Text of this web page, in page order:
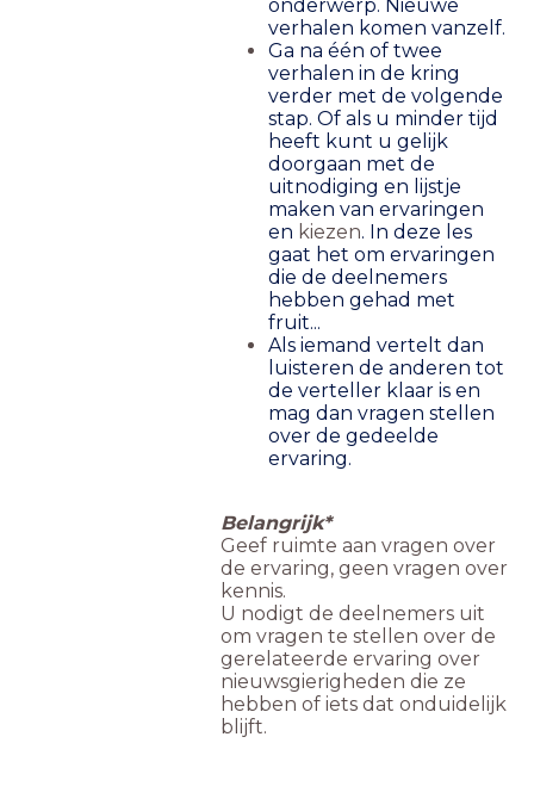
onderwerp. Nieuwe
verhalen komen vanzelf.
Ga na één of twee
verhalen in de kring
verder met de volgende
stap. Of als u minder tijd
heeft kunt u gelijk
doorgaan met de
uitnodiging en lijstje
maken van ervaringen
en kiezen. In deze les
gaat het om ervaringen
die de deelnemers
hebben gehad met
fruit...
Als iemand vertelt dan
luisteren de anderen tot
de verteller klaar is en
mag dan vragen stellen
over de gedeelde
ervaring.
Belangrijk*
Geef ruimte aan vragen over
de ervaring, geen vragen over
kennis.
U nodigt de deelnemers uit
om vragen te stellen over de
gerelateerde ervaring over
nieuwsgierigheden die ze
hebben of iets dat onduidelijk
blijft.